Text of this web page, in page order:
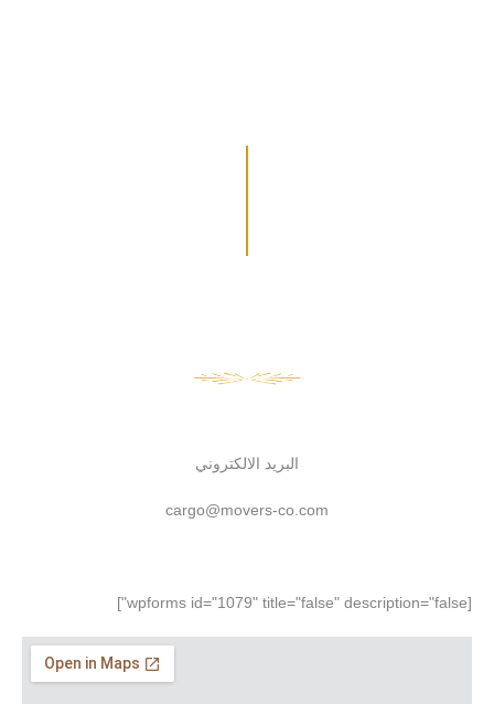
البريد الالكتروني
cargo@movers-co.com
[wpforms id="1079" title="false" description="false"]